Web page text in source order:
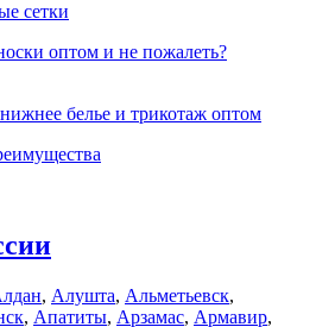
сетки
оптом и не пожалеть?
белье и трикотаж оптом
, Алушта, Альметьевск,
, Апатиты, Арзамас, Армавир,